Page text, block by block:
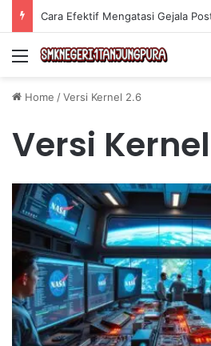
Menu
Home /Versi Kernel 2.6
Versi